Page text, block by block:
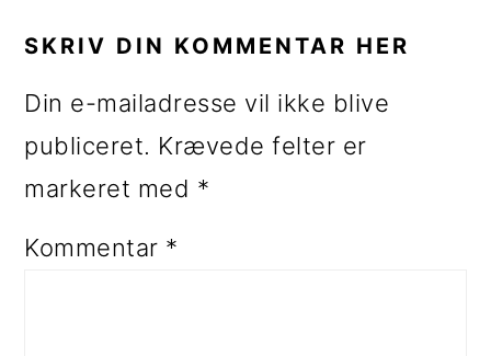
SKRIV DIN KOMMENTAR HER
Din e-mailadresse vil ikke blive
publiceret. Krævede felter er
markeret med *
Kommentar *